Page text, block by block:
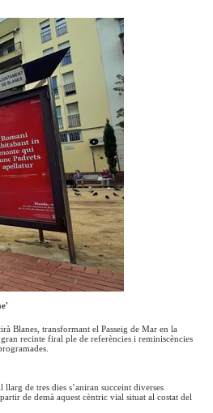
Blanes, transformant el Passeig de Mar en la
recinte firal ple de referències i reminiscències
de tres dies s’aniran succeint diverses
de demà aquest cèntric vial situat al costat del